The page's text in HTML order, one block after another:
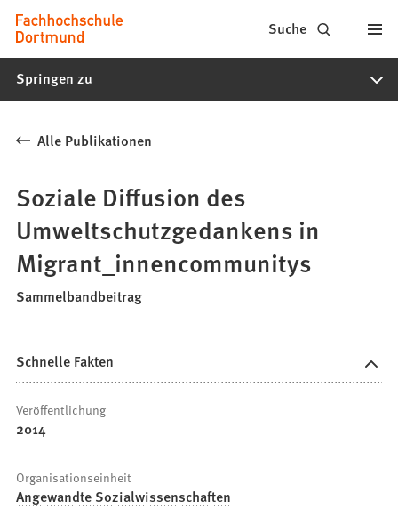
Inhalt anspringen
Fachhochschule
Dortmund
-
Studiengänge,
Bewerbung
Suche
Springen zu
Alle Publikationen
Soziale Diffusion des
Umweltschutzgedankens in
Migrant_innencommunitys
Sammelbandbeitrag
Schnelle Fakten
Veröffentlichung
2014
Organisationseinheit
Angewandte Sozialwissenschaften